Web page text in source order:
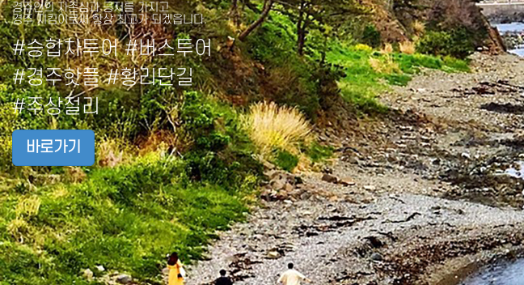
경주인의 자존심과 긍지를 가지고
경주 지킴이로써 항상 최고가 되겠읍니다.
#승합차투어 #버스투어
#경주핫플 #황리단길
#주상절리
바로가기